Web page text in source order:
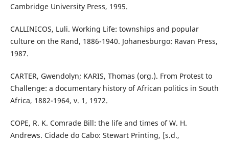
Cambridge University Press, 1995.
CALLINICOS, Luli. Working Life: townships and popular
culture on the Rand, 1886-1940. Johanesburgo: Ravan Press,
1987.
CARTER, Gwendolyn; KARIS, Thomas (org.). From Protest to
Challenge: a documentary history of African politics in South
Africa, 1882-1964, v. 1, 1972.
COPE, R. K. Comrade Bill: the life and times of W. H.
Andrews. Cidade do Cabo: Stewart Printing, [s.d.,